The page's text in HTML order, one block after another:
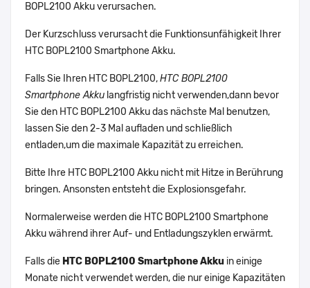
BOPL2100 Akku verursachen.
Der Kurzschluss verursacht die Funktionsunfähigkeit Ihrer
HTC BOPL2100 Smartphone Akku.
Falls Sie Ihren HTC BOPL2100,HTC BOPL2100
Smartphone Akku langfristig nicht verwenden,dann bevor
Sie den HTC BOPL2100 Akku das nächste Mal benutzen,
lassen Sie den 2-3 Mal aufladen und schließlich
entladen,um die maximale Kapazität zu erreichen.
Bitte Ihre HTC BOPL2100 Akku nicht mit Hitze in Berührung
bringen. Ansonsten entsteht die Explosionsgefahr.
Normalerweise werden die HTC BOPL2100 Smartphone
Akku während ihrer Auf- und Entladungszyklen erwärmt.
Falls die HTC BOPL2100 Smartphone Akku in einige
Monate nicht verwendet werden, die nur einige Kapazitäten